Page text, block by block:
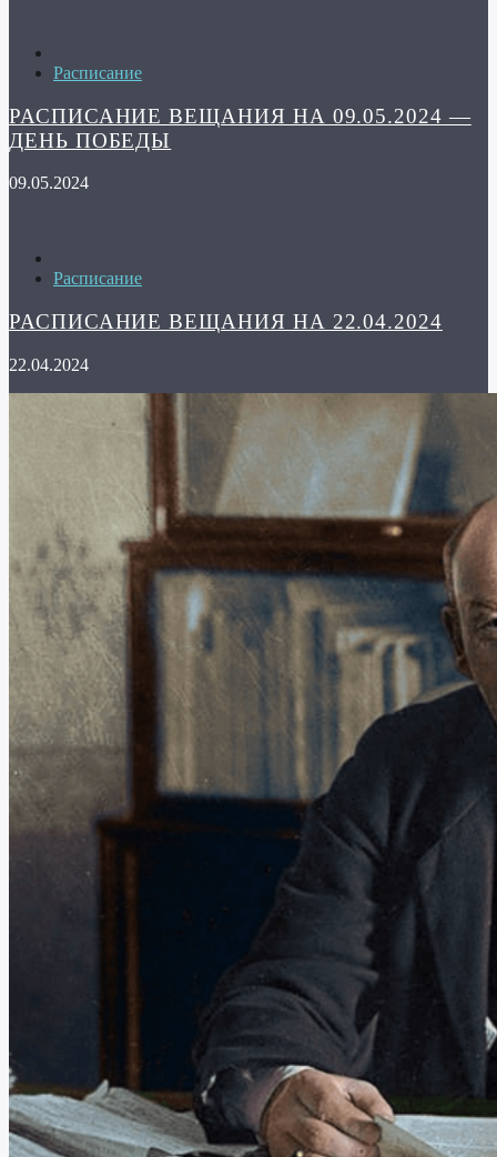
Расписание
РАСПИСАНИЕ ВЕЩАНИЯ НА 09.05.2024 —
ДЕНЬ ПОБЕДЫ
09.05.2024
Расписание
РАСПИСАНИЕ ВЕЩАНИЯ НА 22.04.2024
22.04.2024